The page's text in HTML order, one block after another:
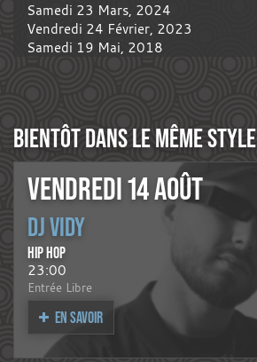
Samedi 23 Mars, 2024
Vendredi 24 Février, 2023
Samedi 19 Mai, 2018
BIENTÔT DANS LE MÊME STYLE
VENDREDI 14 AOÛT
DJ VIDY
HIP HOP
23:00
Entrée Libre
EN SAVOIR